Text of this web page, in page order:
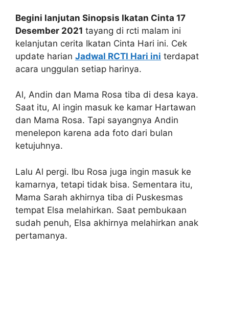
Begini lanjutan Sinopsis Ikatan Cinta 17
Desember 2021 tayang di rcti malam ini
kelanjutan cerita Ikatan Cinta Hari ini. Cek
update harian Jadwal RCTI Hari ini terdapat
acara unggulan setiap harinya.
Al, Andin dan Mama Rosa tiba di desa kaya.
Saat itu, Al ingin masuk ke kamar Hartawan
dan Mama Rosa. Tapi sayangnya Andin
menelepon karena ada foto dari bulan
ketujuhnya.
Lalu Al pergi. Ibu Rosa juga ingin masuk ke
kamarnya, tetapi tidak bisa. Sementara itu,
Mama Sarah akhirnya tiba di Puskesmas
tempat Elsa melahirkan. Saat pembukaan
sudah penuh, Elsa akhirnya melahirkan anak
pertamanya.